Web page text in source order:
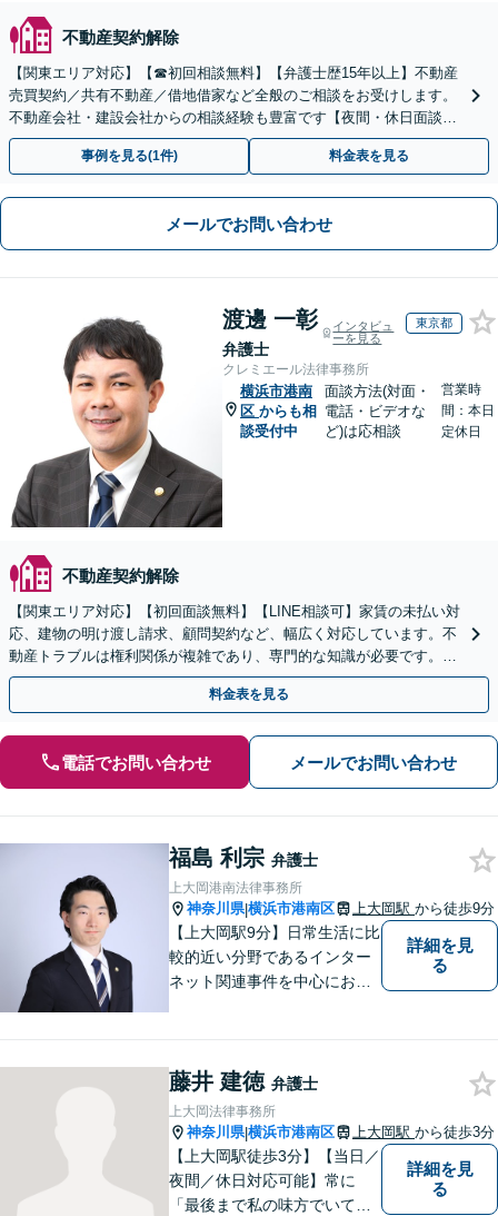
不動産契約解除
【関東エリア対応】【☎︎初回相談無料】【弁護士歴15年以上】不動産
売買契約／共有不動産／借地借家など全般のご相談をお受けします。
不動産会社・建設会社からの相談経験も豊富です【夜間・休日面談】
【電話／Zoom相談可】
事例を見る(1件) 料金表を見る
メールでお問い合わせ
渡邊 一彰
弁護士
インタビュ
ーを見る
東京都
クレミエール法律事務所
横浜市港南
区 からも相
談受付中
面談方法(対面・
電話・ビデオな
ど)は応相談
営業時
間：本日
定休日
不動産契約解除
【関東エリア対応】【初回面談無料】【LINE相談可】家賃の未払い対
応、建物の明け渡し請求、顧問契約など、幅広く対応しています。不
動産トラブルは権利関係が複雑であり、専門的な知識が必要です。ぜ
ひ弁護士にご相談ください。【休日・夜間面談可】
料金表を見る
電話でお問い合わせ メールでお問い合わせ
福島 利宗 弁護士
上大岡港南法律事務所
神奈川県|横浜市港南区 上大岡駅 から徒歩9分
【上大岡駅9分】日常生活に比
較的近い分野であるインター
ネット関連事件を中心にお取
ルにて掲載情報のURL等をお
送りください。見込み、費用
等をご案内させていただきま
す。
詳細を見
る
藤井 建徳 弁護士
上大岡法律事務所
神奈川県|横浜市港南区 上大岡駅 から徒歩3分
【上大岡駅徒歩3分】【当日／
夜間／休日対応可能】常に
「最後まで私の味方でいてく
詳細を見
る